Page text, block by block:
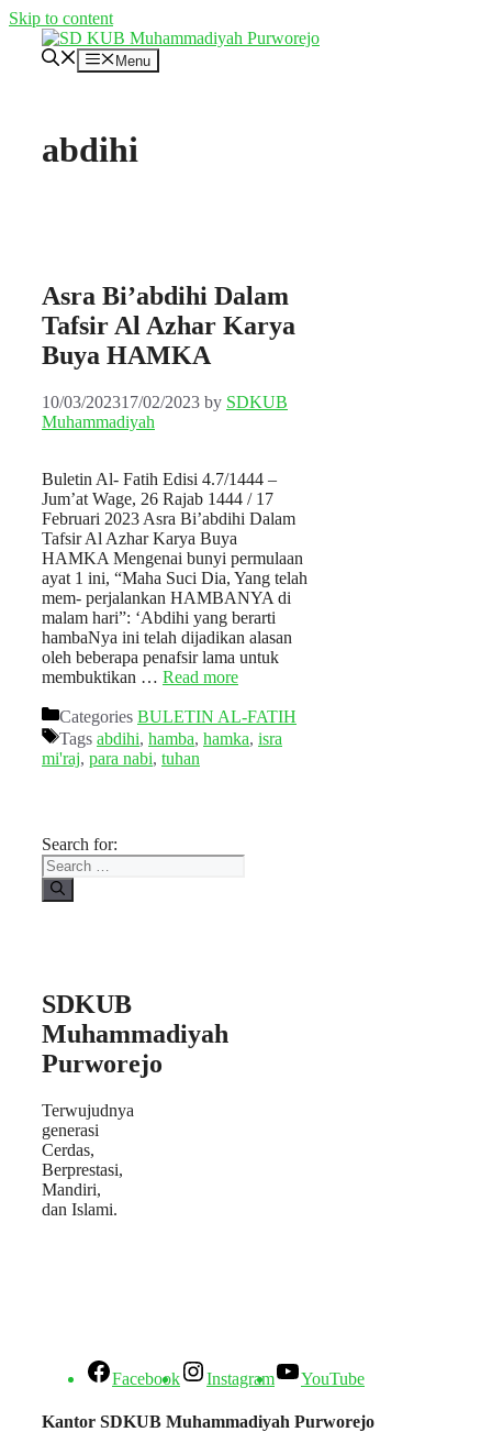
Skip to content
Menu
abdihi
Asra Bi’abdihi Dalam
Tafsir Al Azhar Karya
Buya HAMKA
10/03/202317/02/2023 by SDKUB
Muhammadiyah
Buletin Al- Fatih Edisi 4.7/1444 –
Jum’at Wage, 26 Rajab 1444 / 17
Februari 2023 Asra Bi’abdihi Dalam
Tafsir Al Azhar Karya Buya
HAMKA Mengenai bunyi permulaan
ayat 1 ini, “Maha Suci Dia, Yang telah
mem- perjalankan HAMBANYA di
malam hari”: ‘Abdihi yang berarti
hambaNya ini telah dijadikan alasan
oleh beberapa penafsir lama untuk
membuktikan … Read more
Categories BULETIN AL-FATIH
Tags abdihi, hamba, hamka, isra
mi'raj, para nabi, tuhan
Search for:
SDKUB
Muhammadiyah
Purworejo
Terwujudnya
generasi
Cerdas,
Berprestasi,
Mandiri,
dan Islami.
Facebook Instagram YouTube
Kantor SDKUB Muhammadiyah Purworejo